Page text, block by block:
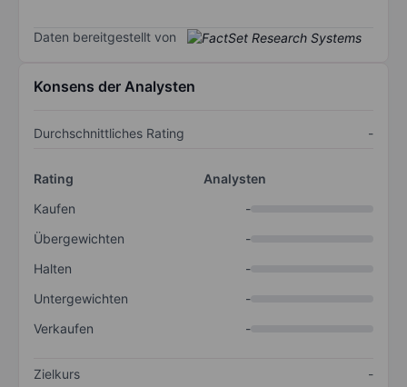
Daten bereitgestellt von
Konsens der Analysten
Durchschnittliches Rating -
Rating
Analysten
Kaufen
-
Übergewichten
-
Halten
-
Untergewichten
-
Verkaufen
-
Zielkurs
-